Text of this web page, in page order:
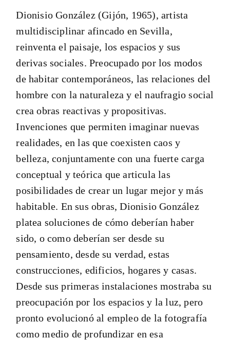
Dionisio González (Gijón, 1965), artista
multidisciplinar afincado en Sevilla,
reinventa el paisaje, los espacios y sus
derivas sociales. Preocupado por los modos
de habitar contemporáneos, las relaciones del
hombre con la naturaleza y el naufragio social
crea obras reactivas y propositivas.
Invenciones que permiten imaginar nuevas
realidades, en las que coexisten caos y
belleza, conjuntamente con una fuerte carga
conceptual y teórica que articula las
posibilidades de crear un lugar mejor y más
habitable. En sus obras, Dionisio González
platea soluciones de cómo deberían haber
sido, o como deberían ser desde su
pensamiento, desde su verdad, estas
construcciones, edificios, hogares y casas.
Desde sus primeras instalaciones mostraba su
preocupación por los espacios y la luz, pero
pronto evolucionó al empleo de la fotografía
como medio de profundizar en esa